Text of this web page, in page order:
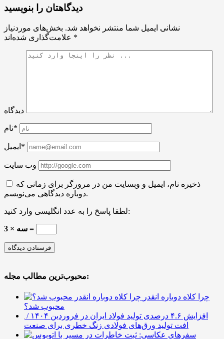
دیدگاهتان را بنویسید
نشانی ایمیل شما منتشر نخواهد شد. بخش‌های موردنیاز
*
دیدگاه
نام*
ایمیل*
وب سایت
ذخیره نام، ایمیل و وبسایت من در مرورگر برای زمانی که
دوباره دیدگاهی می‌نویسم.
لطفا پاسخ را به عدد انگلیسی وارد کنید:
3 × سه =
محبوب‌ترین مطالب مجله:
چرا کلاه دوباره انقدر
محبوب شد؟
افزایش ۴.۶ درصدی تولید فولاد ایران در فروردین ۱۴۰۴ /
افت تولید ورق‌های فولادی زنگ خطری برای صنعت